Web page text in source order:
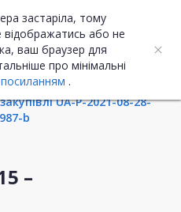
застаріла, тому
або не
ваш браузер для
про мінімальні
посиланням .
UA ENG
закупівлю
UA-P-2021-08-28-
b
–